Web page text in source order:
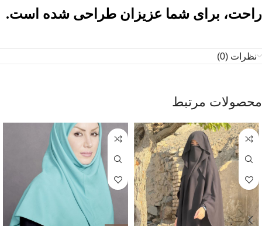
راحت، برای شما عزیزان طراحی شده است.
نظرات (0)
محصولات مرتبط